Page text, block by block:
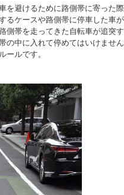
を避けるために路側帯に寄った
るケースや路側帯に停車した車
側帯を走ってきた自転車が追突
の中に入れて停めてはいけませ
ールです。